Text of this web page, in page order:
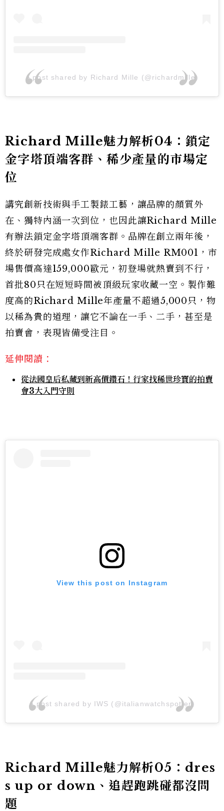
A post shared by Richard Mille (@richardmille)
Richard Mille魅力解析04：鎖定
金字塔頂端客群、稀少產量的市場定
位
講究創新技術與手工製錶工藝，讓品牌的顏質外
在、獨特內涵一次到位，也因此讓Richard Mille
有辦法鎖定金字塔頂端客群。品牌在創立兩年後，
終於研發完成處女作Richard Mille RM001，市
場售價高達159,000歐元，初登場就熱賣到不行，
首批80只在短短時間被頂級玩家收藏一空。製作難
度高的Richard Mille年產量不超過5,000只，物
以稀為貴的道理，讓它不論在一手、二手，甚至是
拍賣會，表現皆備受注目。
延伸閱讀：
從法國皇后私藏到新高價鑽石！行家找稀世珍寶的拍賣
會3大入門守則
View this post on Instagram
A post shared by IWS (@italianwatchspotter)
Richard Mille魅力解析05：dres
s up or down、追趕跑跳碰都沒問
題